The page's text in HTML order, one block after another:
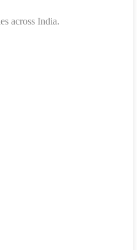
across India.